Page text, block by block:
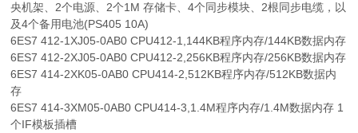
央机架、2个电源、2个1M 存储卡、4个同步模块、2根同步电缆，以
及4个备用电池(PS405 10A)
6ES7 412-1XJ05-0AB0 CPU412-1,144KB程序内存/144KB数据内存
6ES7 412-2XJ05-0AB0 CPU412-2,256KB程序内存/256KB数据内存
6ES7 414-2XK05-0AB0 CPU414-2,512KB程序内存/512KB数据内
存
6ES7 414-3XM05-0AB0 CPU414-3,1.4M程序内存/1.4M数据内存 1
个IF模板插槽